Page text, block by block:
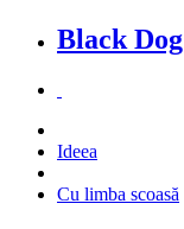
Black Dog
Ideea
Cu limba scoasă